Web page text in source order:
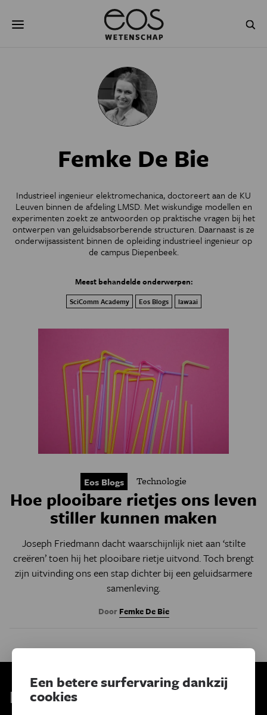
naar
NATUURWETENSCHAPPEN
PSYCHE & BREIN BLOGS
JONGE UITDAGERS
Femke De Bie
Industrieel ingenieur elektromechanica, doctoreert aan de KU
Leuven binnen de afdeling LMSD. Met wiskundige modellen en
experimenten zoekt ze antwoorden op praktische vragen bij het
ontwerpen van geluidsabsorberende structuren. Daarnaast is ze
onderwijsassistent binnen de opleiding industrieel ingenieur op
de campus Diepenbeek.
Meest behandelde onderwerpen:
SciComm Academy Eos Blogs lawaai
Eos Blogs Technologie
Hoe plooibare rietjes ons leven
stiller kunnen maken
Joseph Friedmann dacht waarschijnlijk niet aan ‘stilte
creëren’ toen hij het plooibare rietje uitvond. Toch brengt
zijn uitvinding ons een stap dichter bij een geluidsarmere
samenleving.
Door Femke De Bie
Kies je nieuwsbrief
Een betere surfervaring dankzij
cookies